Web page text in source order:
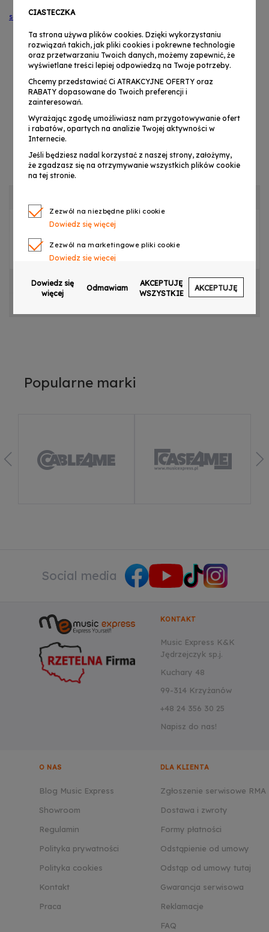
serwis@musicexpress.pl
BEAM
CECHY PRODUKTU
Popularne marki
Social media
KONTAKT
Music Express K&K
Jędrzejczyk sp.j.
Kuchary 48
99-314 Krzyżanów
+48 24 356 30 25
Napisz do nas!
O NAS
Blog Music Express
Showroom
Regulamin
Polityka prywatności
Polityka cookies
Kontakt
Praca
DLA KLIENTA
Zgłoszenie serwisowe RMA
Dostawa i zwroty
Formy płatności
Odstąpienie od umowy
Odstąp od umowy tutaj
Gwarancja serwisowa
Reklamacje
FAQ
CIASTECZKA
Ta strona używa plików cookies. Dzięki wykorzystaniu
rozwiązań takich, jak pliki cookies i pokrewne technologie
oraz przetwarzaniu Twoich danych, możemy zapewnić, że
wyświetlane treści lepiej odpowiedzą na Twoje potrzeby.
Chcemy przedstawiać Ci ATRAKCYJNE OFERTY oraz
RABATY dopasowane do Twoich preferencji i
zainteresowań.
Wyrażając zgodę umożliwiasz nam przygotowywanie ofert
i rabatów, opartych na analizie Twojej aktywności w
Internecie.
Jeśli będziesz nadal korzystać z naszej strony, założymy,
że zgadzasz się na otrzymywanie wszystkich plików cookie
na tej stronie.
Zezwól na niezbędne pliki cookie
Dowiedz się więcej
Zezwól na marketingowe pliki cookie
Dowiedz się więcej
Zezwól na pliki cookie dotyczące preferencji
Dowiedz się więcej
Zezwalaj na reklamy spersonalizowane
Dowiedz się
więcej
Odmawiam
AKCEPTUJĘ
WSZYSTKIE
AKCEPTUJĘ